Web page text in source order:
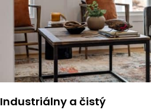
Industriálny a čistý